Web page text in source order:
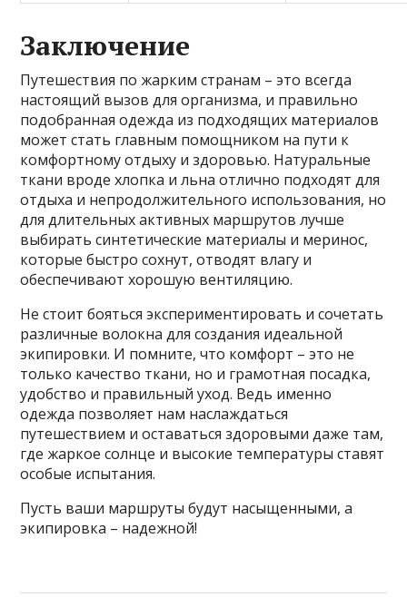
Заключение
Путешествия по жарким странам – это всегда
настоящий вызов для организма, и правильно
подобранная одежда из подходящих материалов
может стать главным помощником на пути к
комфортному отдыху и здоровью. Натуральные
ткани вроде хлопка и льна отлично подходят для
отдыха и непродолжительного использования, но
для длительных активных маршрутов лучше
выбирать синтетические материалы и меринос,
которые быстро сохнут, отводят влагу и
обеспечивают хорошую вентиляцию.
Не стоит бояться экспериментировать и сочетать
различные волокна для создания идеальной
экипировки. И помните, что комфорт – это не
только качество ткани, но и грамотная посадка,
удобство и правильный уход. Ведь именно
одежда позволяет нам наслаждаться
путешествием и оставаться здоровыми даже там,
где жаркое солнце и высокие температуры ставят
особые испытания.
Пусть ваши маршруты будут насыщенными, а
экипировка – надежной!